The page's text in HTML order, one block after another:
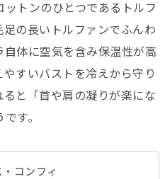
トンのひとつであるトルフ
の長いトルファンでふんわ
自体に空気を含み保温性が高
すいバストを冷えから守り
と「首や肩の凝りが楽にな
す。
コンフィ